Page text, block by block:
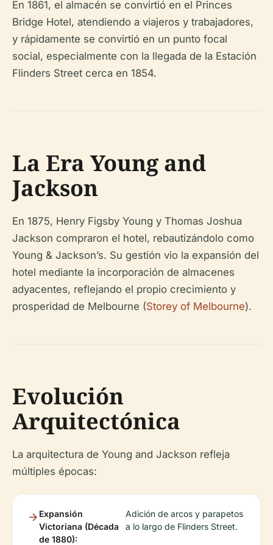
En 1861, el almacén se convirtió en el Princes
Bridge Hotel, atendiendo a viajeros y trabajadores,
y rápidamente se convirtió en un punto focal
social, especialmente con la llegada de la Estación
Flinders Street cerca en 1854.
La Era Young and
Jackson
En 1875, Henry Figsby Young y Thomas Joshua
Jackson compraron el hotel, rebautizándolo como
Young & Jackson’s. Su gestión vio la expansión del
hotel mediante la incorporación de almacenes
adyacentes, reflejando el propio crecimiento y
prosperidad de Melbourne (Storey of Melbourne).
Evolución
Arquitectónica
La arquitectura de Young and Jackson refleja
múltiples épocas:
Expansión
Victoriana (Década
de 1880):
Adición de arcos y parapetos
a lo largo de Flinders Street.